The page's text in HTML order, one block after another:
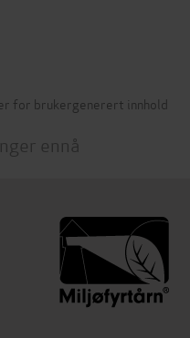
for brukergenerert innhold
ennå